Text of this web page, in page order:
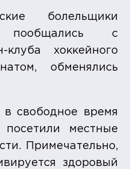
болельщики
пообщались с
хоккейного
обменялись
свободное время
местные
Примечательно,
здоровый